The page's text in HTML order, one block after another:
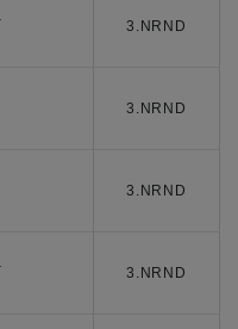
3.NRND
3.NRND
3.NRND
3.NRND